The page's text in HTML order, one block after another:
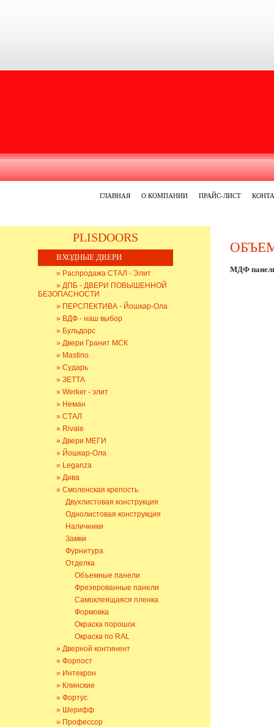
ГЛАВНАЯ О КОМПАНИИ ПРАЙС-ЛИСТ
PLISDOORS
ВХОДНЫЕ ДВЕРИ
» Распродажа СТАЛ - Элит
» ДПБ - ДВЕРИ ПОВЫШЕННОЙ
БЕЗОПАСНОСТИ
» ПЕРСПЕКТИВА - Йошкар-Ола
» ВДФ - наш выбор
» Бульдорс
» Двери Гранит МСК
» Mastino
» Сударь
» ЗЕТТА
» Werker - элит
» Неман
» СТАЛ
» Rivale
» Двери МЕГИ
» Йошкар-Ола
» Leganza
» Дива
» Смоленская крепость
Двухлистовая конструкция
Однолистовая конструкция
Наличники
Замки
Фурнитура
Отделка
Объемные панели
Фрезерованные панели
Самоклеящаяся пленка
Формовка
Окраска порошок
Окраска по RAL
» Дверной континент
» Форпост
» Интекрон
» Клинские
» Фортус
» Шерифф
» Профессор
МДФ панель